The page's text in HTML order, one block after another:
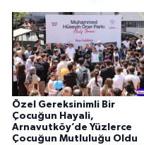
Özel Gereksinimli Bir
Çocuğun Hayali,
Arnavutköy’de Yüzlerce
Çocuğun Mutluluğu Oldu